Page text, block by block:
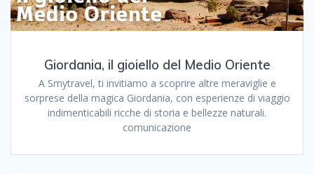
Giordania, il gioiello del Medio Oriente
A Smytravel, ti invitiamo a scoprire altre meraviglie e
sorprese della magica Giordania, con esperienze di viaggio
indimenticabili ricche di storia e bellezze naturali.
comunicazione